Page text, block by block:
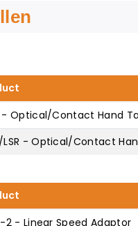
- Optical/Contact Hand
- Optical/Contact
2 - Linear Speed Adaptor